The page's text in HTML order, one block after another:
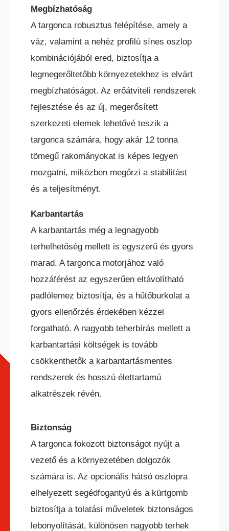
BÉRELHETŐ TARGONCÁK
HASZNÁLT TARGONCÁK
AKCIÓS
TARGONCÁK
Megbízhatóság
A targonca robusztus felépítése, amely a
váz, valamint a nehéz profilú sínes oszlop
kombinációjából ered, biztosítja a
legmegerőltetőbb környezetekhez is elvárt
megbízhatóságot. Az erőátviteli rendszerek
fejlesztése és az új, megerősített
szerkezeti elemek lehetővé teszik a
targonca számára, hogy akár 12 tonna
tömegű rakományokat is képes legyen
mozgatni, miközben megőrzi a stabilitást
és a teljesítményt.
Karbantartás
A karbantartás még a legnagyobb
terhelhetőség mellett is egyszerű és gyors
marad. A targonca motorjához való
hozzáférést az egyszerűen eltávolítható
padlólemez biztosítja, és a hűtőburkolat a
gyors ellenőrzés érdekében kézzel
forgatható. A nagyobb teherbírás mellett a
karbantartási költségek is tovább
csökkenthetők a karbantartásmentes
rendszerek és hosszú élettartamú
alkatrészek révén.
Biztonság
A targonca fokozott biztonságot nyújt a
vezető és a környezetében dolgozók
számára is. Az opcionális hátsó oszlopra
elhelyezett segédfogantyú és a kürtgomb
biztosítja a tolatási műveletek biztonságos
lebonyolítását, különösen nagyobb terhek